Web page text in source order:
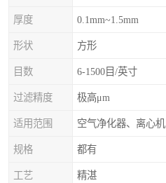
厚度 0.1mm~1.5mm
形状 方形
目数 6-1500目/英寸
过滤精度 极高μm
适用范围 空气净化器、离心机
规格 都有
工艺 精湛